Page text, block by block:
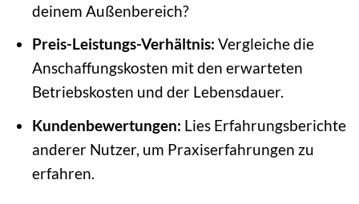
deinem Außenbereich?
Preis-Leistungs-Verhältnis: Vergleiche die
Anschaffungskosten mit den erwarteten
Betriebskosten und der Lebensdauer.
Kundenbewertungen: Lies Erfahrungsberichte
anderer Nutzer, um Praxiserfahrungen zu
erfahren.